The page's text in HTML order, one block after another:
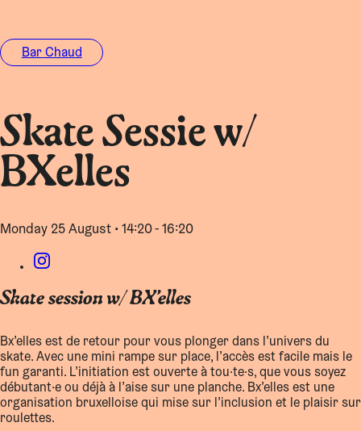
Bar Chaud
Skate Sessie w/
BXelles
Monday 25 August • 14:20 - 16:20
Skate session w/ BX’elles
Bx’elles est de retour pour vous plonger dans l’univers du
skate. Avec une mini rampe sur place, l’accès est facile mais le
fun garanti. L’initiation est ouverte à tou·te·s, que vous soyez
débutant·e ou déjà à l’aise sur une planche. Bx’elles est une
organisation bruxelloise qui mise sur l’inclusion et le plaisir sur
roulettes.